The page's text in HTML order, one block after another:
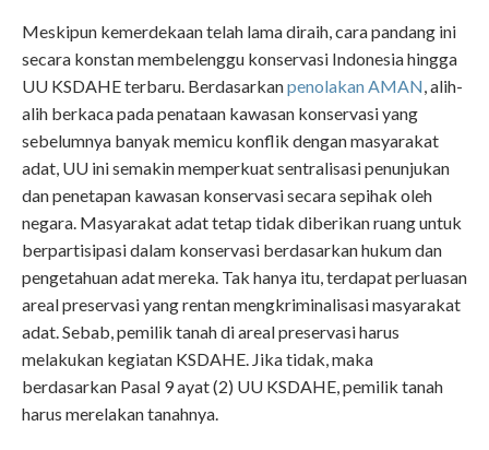
Meskipun kemerdekaan telah lama diraih, cara pandang ini
secara konstan membelenggu konservasi Indonesia hingga
UU KSDAHE terbaru. Berdasarkanpenolakan AMAN, alih-
alih berkaca pada penataan kawasan konservasi yang
sebelumnya banyak memicu konflik dengan masyarakat
adat, UU ini semakin memperkuat sentralisasi penunjukan
dan penetapan kawasan konservasi secara sepihak oleh
negara. Masyarakat adat tetap tidak diberikan ruang untuk
berpartisipasi dalam konservasi berdasarkan hukum dan
pengetahuan adat mereka. Tak hanya itu, terdapat perluasan
areal preservasi yang rentan mengkriminalisasi masyarakat
adat. Sebab, pemilik tanah di areal preservasi harus
melakukan kegiatan KSDAHE. Jika tidak, maka
berdasarkan Pasal 9 ayat (2) UU KSDAHE, pemilik tanah
harus merelakan tanahnya.